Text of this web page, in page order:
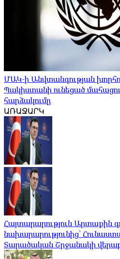
ՄԱԿ-ի Անվտանգության
Պակիստանի ունեցած
հարձակումը
ԱՌԱՋԱՐԿ
Հայտարարություն Արտաքին
նախարարությունից՝
Տարածական Շրջանակի